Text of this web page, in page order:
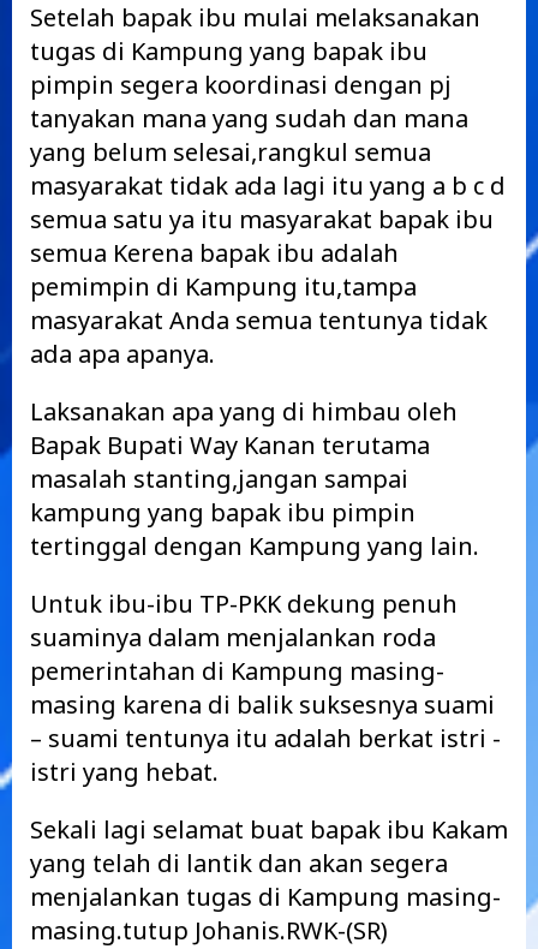
Setelah bapak ibu mulai melaksanakan
tugas di Kampung yang bapak ibu
pimpin segera koordinasi dengan pj
tanyakan mana yang sudah dan mana
yang belum selesai,rangkul semua
masyarakat tidak ada lagi itu yang a b c d
semua satu ya itu masyarakat bapak ibu
semua Kerena bapak ibu adalah
pemimpin di Kampung itu,tampa
masyarakat Anda semua tentunya tidak
ada apa apanya.
Laksanakan apa yang di himbau oleh
Bapak Bupati Way Kanan terutama
masalah stanting,jangan sampai
kampung yang bapak ibu pimpin
tertinggal dengan Kampung yang lain.
Untuk ibu-ibu TP-PKK dekung penuh
suaminya dalam menjalankan roda
pemerintahan di Kampung masing-
masing karena di balik suksesnya suami
– suami tentunya itu adalah berkat istri -
istri yang hebat.
Sekali lagi selamat buat bapak ibu Kakam
yang telah di lantik dan akan segera
menjalankan tugas di Kampung masing-
masing.tutup Johanis.RWK-(SR)